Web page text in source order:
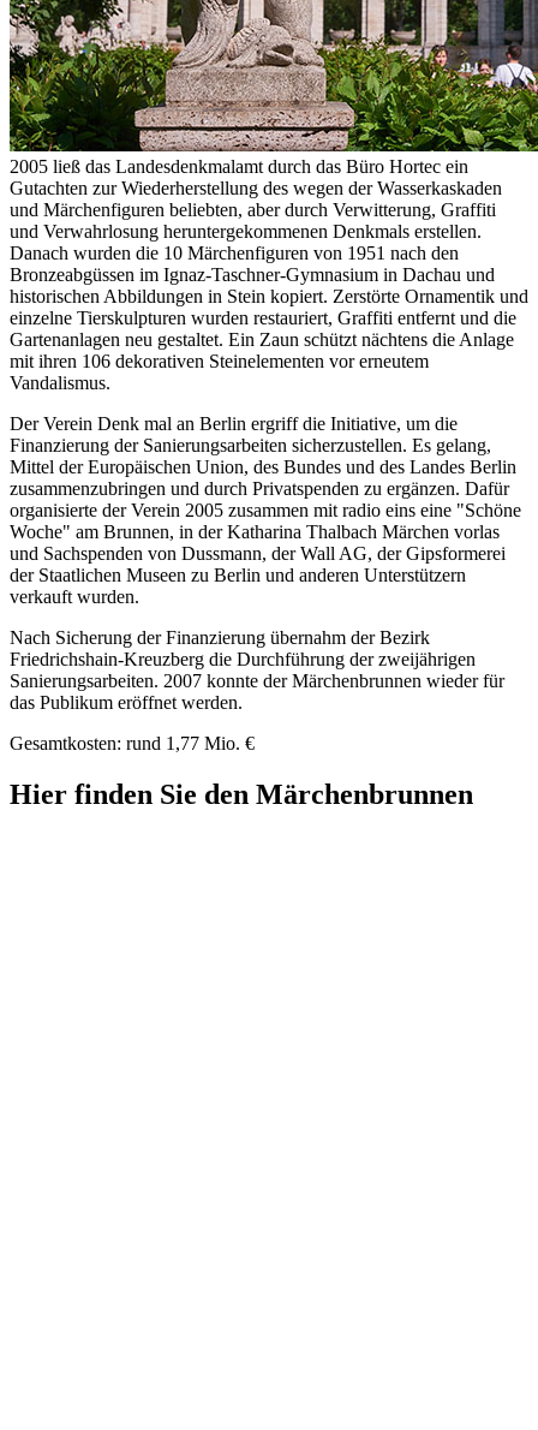
2005 ließ das Landesdenkmalamt durch das Büro Hortec ein
Gutachten zur Wiederherstellung des wegen der Wasserkaskaden
und Märchenfiguren beliebten, aber durch Verwitterung, Graffiti
und Verwahrlosung heruntergekommenen Denkmals erstellen.
Danach wurden die 10 Märchenfiguren von 1951 nach den
Bronzeabgüssen im Ignaz-Taschner-Gymnasium in Dachau und
historischen Abbildungen in Stein kopiert. Zerstörte Ornamentik und
einzelne Tierskulpturen wurden restauriert, Graffiti entfernt und die
Gartenanlagen neu gestaltet. Ein Zaun schützt nächtens die Anlage
mit ihren 106 dekorativen Steinelementen vor erneutem
Vandalismus.
Der Verein Denk mal an Berlin ergriff die Initiative, um die
Finanzierung der Sanierungsarbeiten sicherzustellen. Es gelang,
Mittel der Europäischen Union, des Bundes und des Landes Berlin
zusammenzubringen und durch Privatspenden zu ergänzen. Dafür
organisierte der Verein 2005 zusammen mit radio eins eine "Schöne
Woche" am Brunnen, in der Katharina Thalbach Märchen vorlas
und Sachspenden von Dussmann, der Wall AG, der Gipsformerei
der Staatlichen Museen zu Berlin und anderen Unterstützern
verkauft wurden.
Nach Sicherung der Finanzierung übernahm der Bezirk
Friedrichshain-Kreuzberg die Durchführung der zweijährigen
Sanierungsarbeiten. 2007 konnte der Märchenbrunnen wieder für
das Publikum eröffnet werden.
Gesamtkosten: rund 1,77 Mio. €
Hier finden Sie den Märchenbrunnen